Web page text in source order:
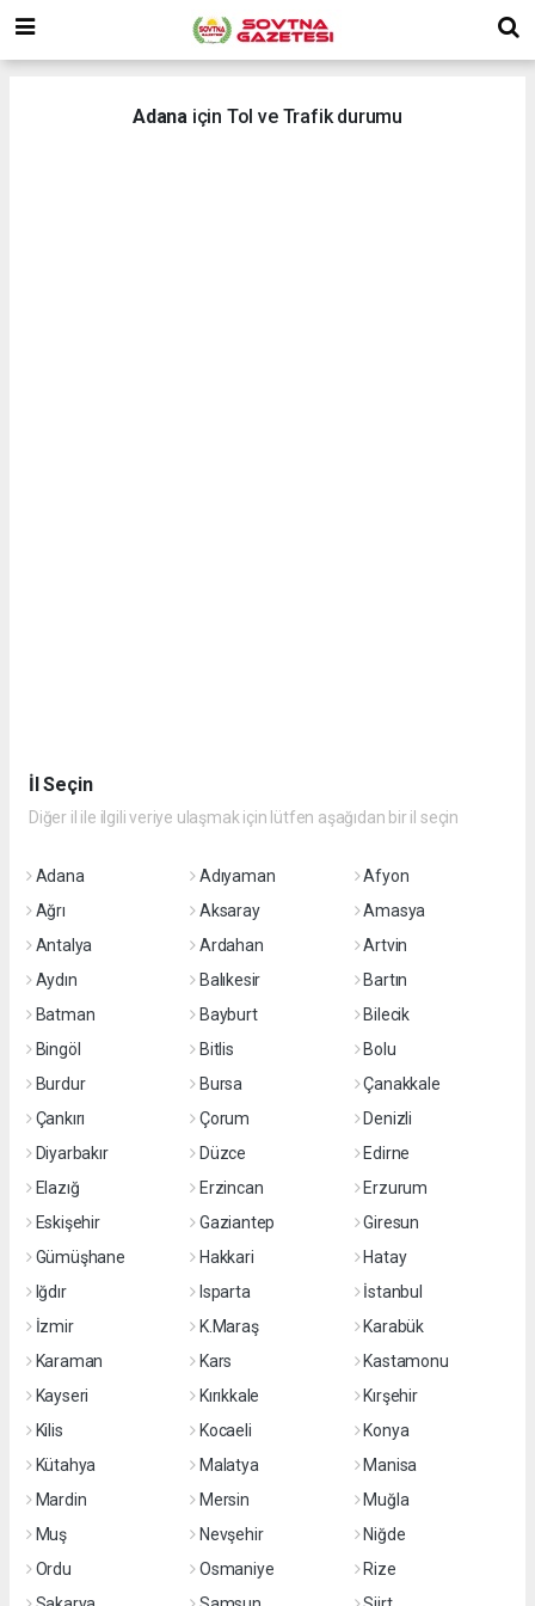
Adana için Tol ve Trafik durumu
İl Seçin
Diğer il ile ilgili veriye ulaşmak için lütfen aşağıdan bir il seçin
Adana Adıyaman
Afyon
Ağrı
Aksaray
Amasya
Antalya
Ardahan
Artvin
Aydın
Balıkesir
Bartın
Batman
Bayburt
Bilecik
Bingöl
Bitlis
Bolu
Burdur
Bursa
Çanakkale
Çankırı
Çorum
Denizli
Diyarbakır
Düzce
Edirne
Elazığ
Erzincan
Erzurum
Eskişehir
Gaziantep
Giresun
Gümüşhane
Hakkari
Hatay
Iğdır
Isparta
İstanbul
İzmir
K.Maraş
Karabük
Karaman
Kars
Kastamonu
Kayseri
Kırıkkale
Kırşehir
Kilis
Kocaeli
Konya
Kütahya
Malatya
Manisa
Mardin
Mersin
Muğla
Muş
Nevşehir
Niğde
Ordu
Osmaniye
Rize